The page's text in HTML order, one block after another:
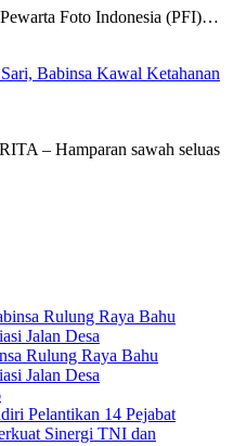
Foto Indonesia (PFI)…
Babinsa Kawal Ketahanan
– Hamparan sawah seluas
Rulung Raya Bahu
Jalan Desa